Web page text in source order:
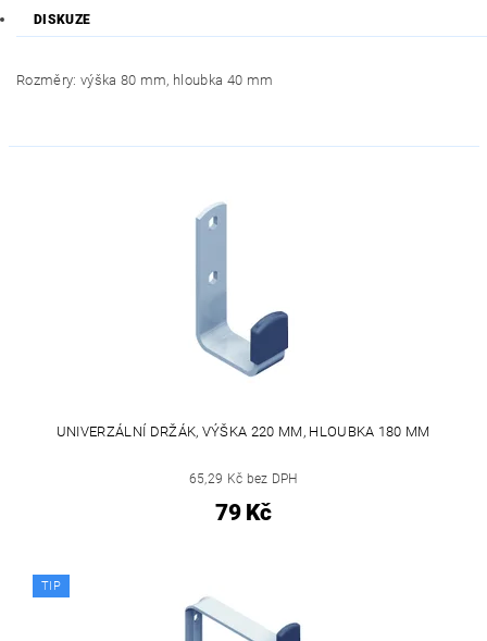
DISKUZE
Rozměry: výška 80 mm, hloubka 40 mm
UNIVERZÁLNÍ DRŽÁK, VÝŠKA 220 MM, HLOUBKA 180 MM
65,29 Kč bez DPH
79 Kč
TIP